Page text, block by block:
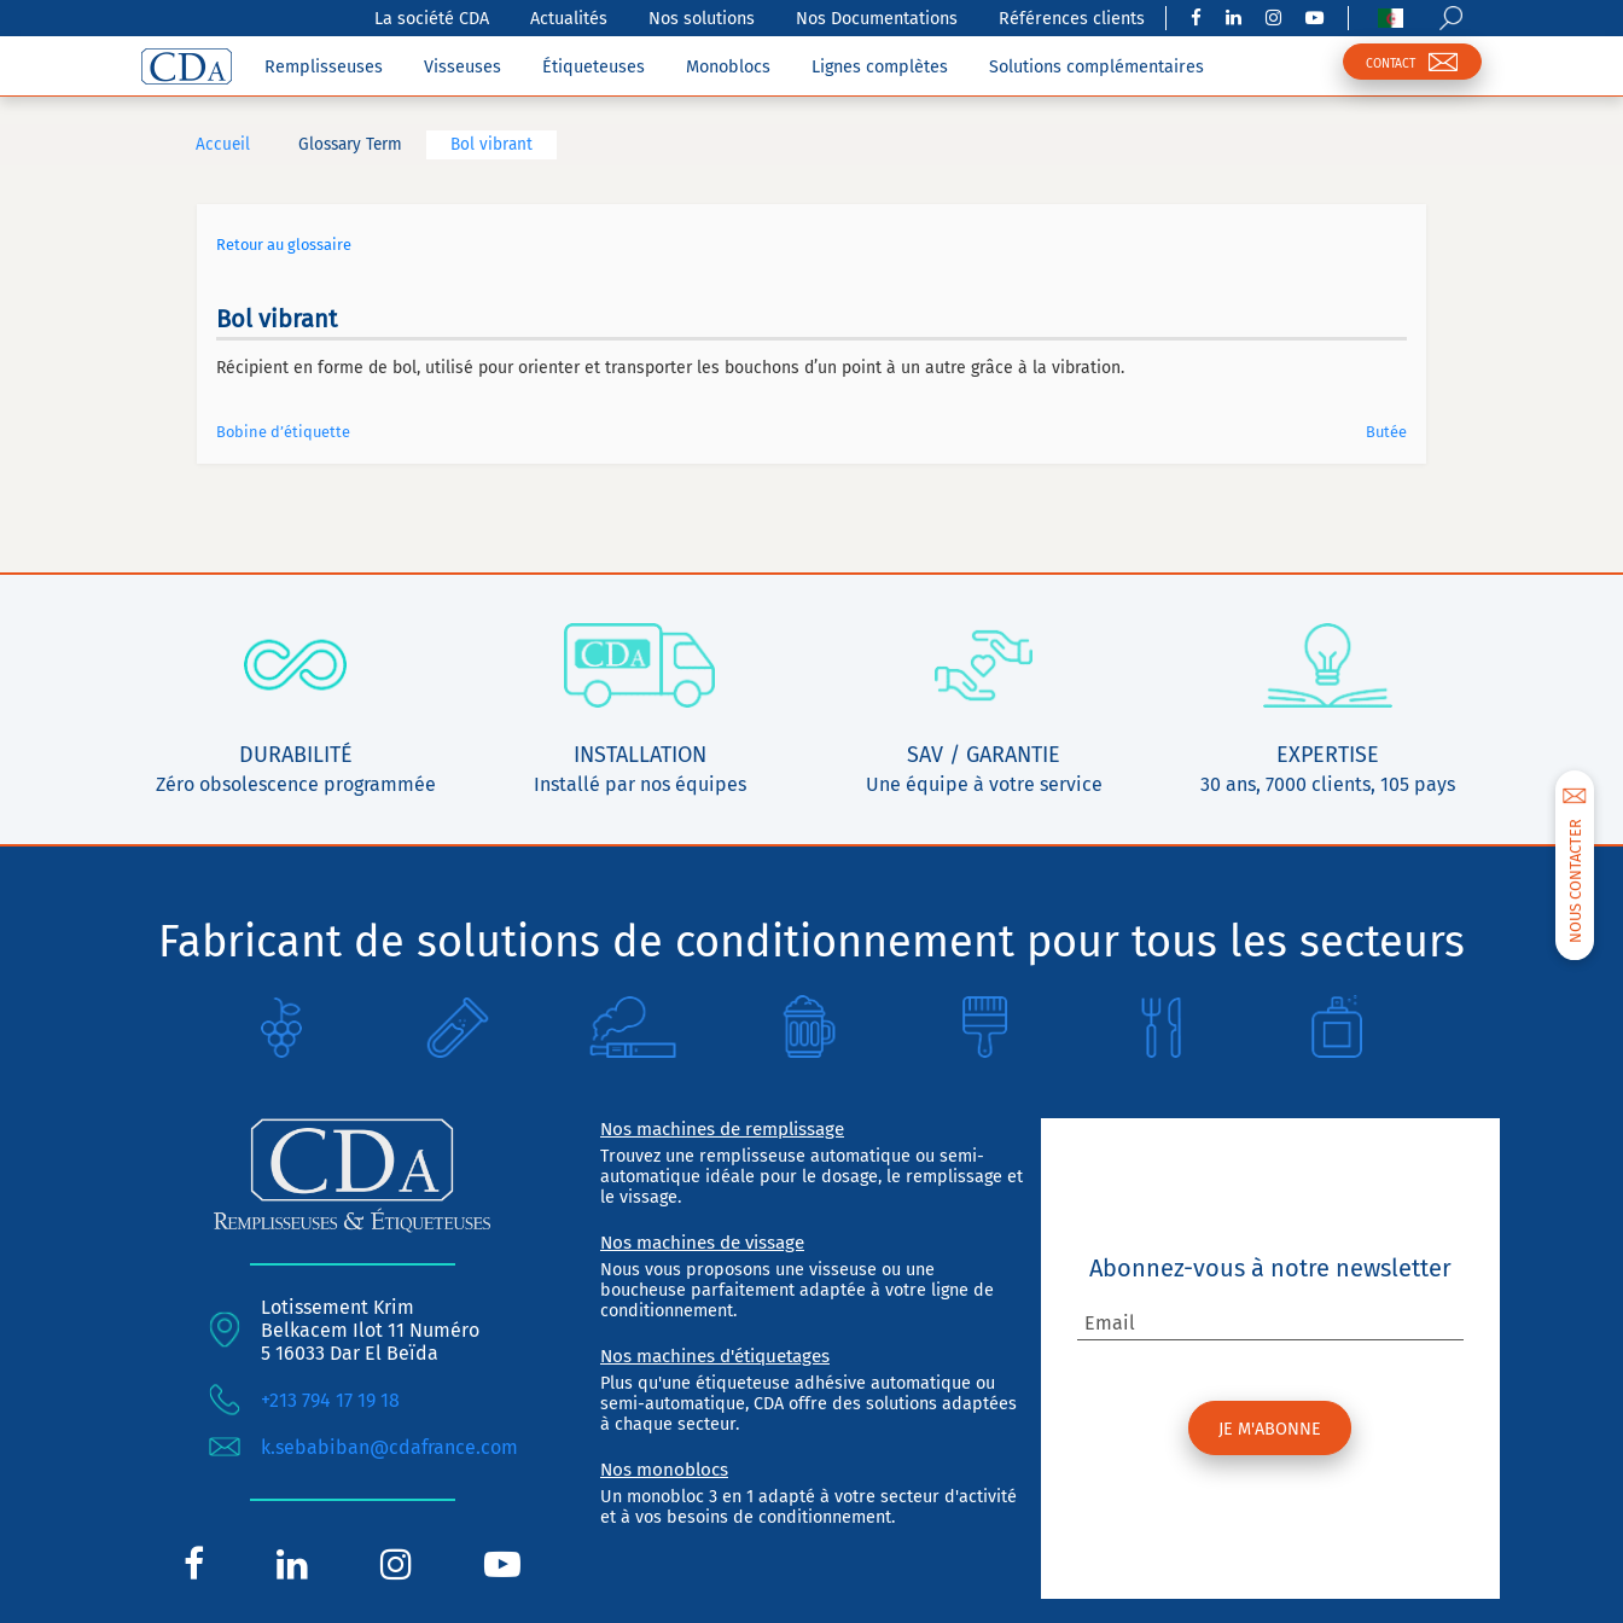
La société CDA Actualités Nos solutions Nos Documentations Références clients
Remplisseuses Visseuses Étiqueteuses Monoblocs Lignes complètes Solutions complémentaires CONTACT
NOUS CONTACTER
Accueil Glossary Term Bol vibrant
Retour au glossaire
Bol vibrant
Récipient en forme de bol, utilisé pour orienter et transporter les bouchons d’un point à un autre grâce à la vibration.
Bobine d’étiquette Butée
DURABILITÉ
Zéro obsolescence programmée
INSTALLATION
Installé par nos équipes
SAV / GARANTIE
Une équipe à votre service
EXPERTISE
30 ans, 7000 clients, 105 pays
Fabricant de solutions de conditionnement pour tous les secteurs
Lotissement Krim
Belkacem Ilot 11 Numéro
5 16033 Dar El Beïda
+213 794 17 19 18
k.sebabiban@cdafrance.com
Nos machines de remplissage
Trouvez une remplisseuse automatique ou semi-
automatique idéale pour le dosage, le remplissage et
le vissage.
Nos machines de vissage
Nous vous proposons une visseuse ou une
boucheuse parfaitement adaptée à votre ligne de
conditionnement.
Nos machines d'étiquetages
Plus qu'une étiqueteuse adhésive automatique ou
semi-automatique, CDA offre des solutions adaptées
à chaque secteur.
Nos monoblocs
Un monobloc 3 en 1 adapté à votre secteur d'activité
et à vos besoins de conditionnement.
Abonnez-vous à notre newsletter
Email